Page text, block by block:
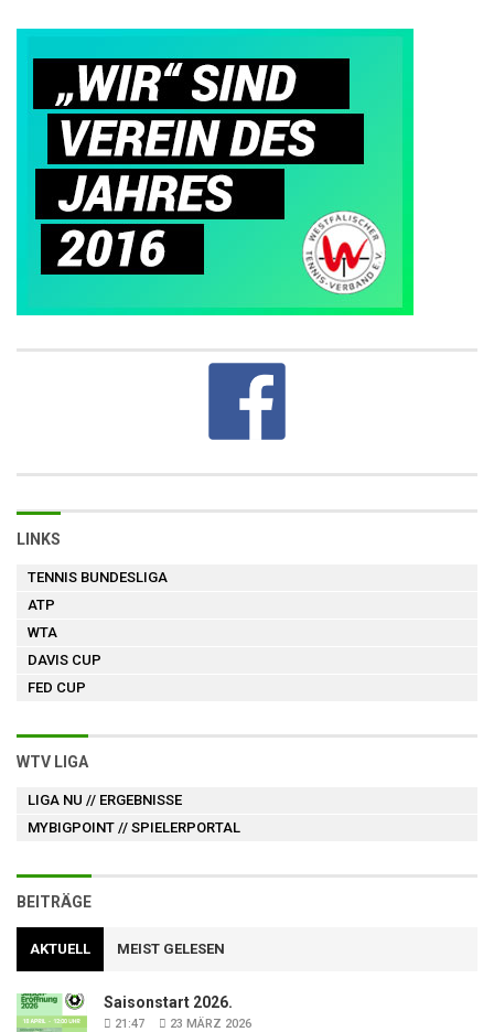
LINKS
TENNIS BUNDESLIGA
ATP
WTA
DAVIS CUP
FED CUP
WTV LIGA
LIGA NU // ERGEBNISSE
MYBIGPOINT // SPIELERPORTAL
BEITRÄGE
AKTUELL MEIST GELESEN
Saisonstart 2026.
21:47 23 MÄRZ 2026